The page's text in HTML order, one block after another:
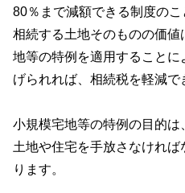
80％まで減額できる制度のこ
相続する土地そのものの価
地等の特例を適用すること
げられれば、相続税を軽減で
小規模宅地等の特例の目的は
土地や住宅を手放さなけれ
ります。